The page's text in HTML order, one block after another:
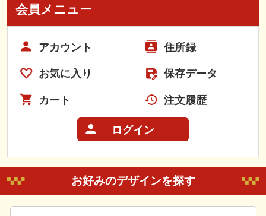
会員メニュー
アカウント 住所録
お気に入り 保存データ
カート 注文履歴
ログイン
お好みのデザインを探す